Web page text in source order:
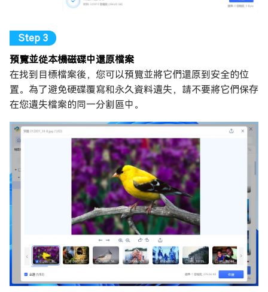
預覽並從本機磁碟中還原檔案
在找到目標檔案後，您可以預覽並將它們還原到安全的位
置。為了避免硬碟覆寫和永久資料遺失，請不要將它們保存
在您遺失檔案的同一分割區中。